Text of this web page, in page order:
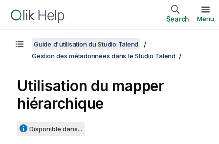
Search Menu
Guide d'utilisation du Studio Talend
Gestion des métadonnées dans le Studio Talend
Utilisation du mapper
hiérarchique
Disponible dans...